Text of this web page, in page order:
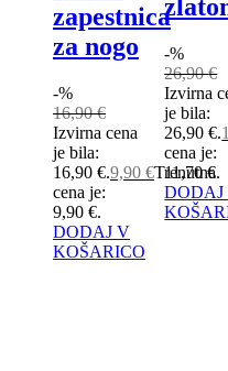
zapestnica
za nogo
-%
16,90€
Izvirna cena
je bila:
16,90 €.9,90 €Trenutna
cena je:
9,90 €.
DODAJ V
KOŠARICO
-%
26,90€
Izvirna
je bila:
26,90 €.
cena je:
11,70 €.
DODAJ